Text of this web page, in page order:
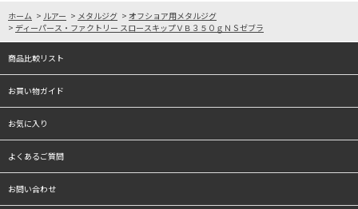
ホーム > ルアー > メタルジグ > オフショア用メタルジグ
> ディーパース・ファクトリー スロースキップＶＢ３５０ｇＮＳゼブラ
商品比較リスト
お買い物ガイド
お気に入り
よくあるご質問
お問い合わせ